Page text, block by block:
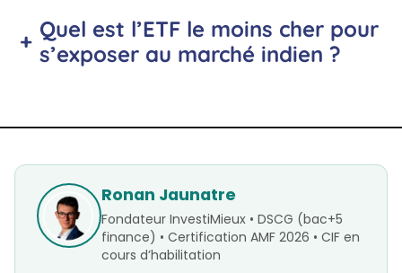
+ Quel est l’ETF le moins cher pour
s’exposer au marché indien ?
Ronan Jaunatre
Fondateur InvestiMieux • DSCG (bac+5
finance) • Certification AMF 2026 • CIF en
cours d’habilitation